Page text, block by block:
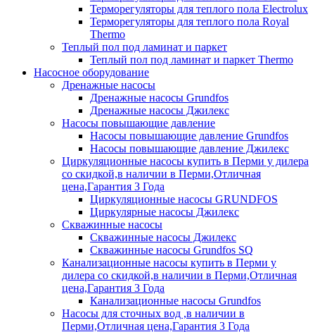
Терморегуляторы для теплого пола Electrolux
Терморегуляторы для теплого пола Royal
Thermo
Теплый пол под ламинат и паркет
Теплый пол под ламинат и паркет Thermo
Насосное оборудование
Дренажные насосы
Дренажные насосы Grundfos
Дренажные насосы Джилекс
Насосы повышающие давление
Насосы повышающие давление Grundfos
Насосы повышающие давление Джилекс
Циркуляционные насосы купить в Перми у дилера
со скидкой,в наличии в Перми,Отличная
цена,Гарантия 3 Года
Циркуляционные насосы GRUNDFOS
Циркулярные насосы Джилекс
Скважинные насосы
Скважинные насосы Джилекс
Скважинные насосы Grundfos SQ
Канализационные насосы купить в Перми у
дилера со скидкой,в наличии в Перми,Отличная
цена,Гарантия 3 Года
Канализационные насосы Grundfos
Насосы для сточных вод ,в наличии в
Перми,Отличная цена,Гарантия 3 Года